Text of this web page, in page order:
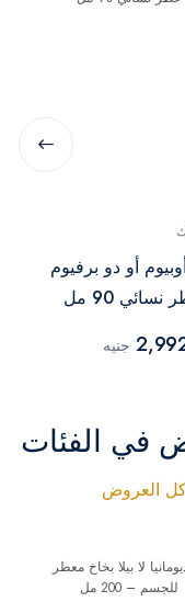
أو دو برفيوم
90 مل
جنيه
في الفئات
العروض